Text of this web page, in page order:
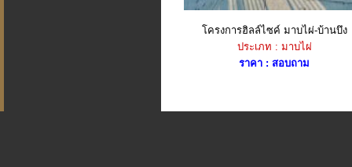
โครงการฮิลล์ไซค์ มาบไผ่-บ้านบึง
ประเภท : มาบไผ่
ราคา : สอบถาม